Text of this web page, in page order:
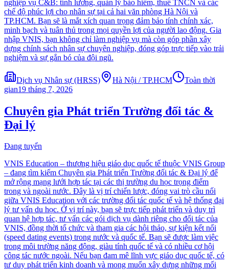
nghiệp vụ C&B: tính lương, quản lý bảo hiểm, thuế TNCN và các
chế độ phúc lợi cho nhân sự tại cả hai văn phòng Hà Nội và
TP.HCM. Bạn sẽ là mắt xích quan trọng đảm bảo tính chính xác,
minh bạch và tuân thủ trong mọi quyền lợi của người lao động. Gia
nhập VNIS, bạn không chỉ làm nghiệp vụ mà còn góp phần xây
dựng chính sách nhân sự chuyên nghiệp, đóng góp trực tiếp vào trải
nghiệm và sự gắn bó của đội ngũ.
Dịch vụ Nhân sự (HRSS) Hà Nội / TP.HCM
Toàn thời
gian19 tháng 7, 2026
Chuyên gia Phát triển Trường đối tác &
Đại lý
Đang tuyển
VNIS Education – thương hiệu giáo dục quốc tế thuộc VNIS Group
– đang tìm kiếm Chuyên gia Phát triển Trường đối tác & Đại lý để
mở rộng mạng lưới hợp tác tại các thị trường du học trọng điểm
trong và ngoài nước. Đây là vị trí chiến lược, đóng vai trò cầu nối
giữa VNIS Education với các trường đối tác quốc tế và hệ thống đại
lý tư vấn du học. Ở vị trí này, bạn sẽ trực tiếp phát triển và duy trì
quan hệ hợp tác, tư vấn các gói dịch vụ dành riêng cho đối tác của
VNIS, đồng thời tổ chức và tham gia các hội thảo, sự kiện kết nối
(speed dating events) trong nước và quốc tế. Bạn sẽ được làm việc
trong môi trường năng động, giàu tính quốc tế và có nhiều cơ hội
công tác nước ngoài. Nếu bạn đam mê lĩnh vực giáo dục quốc tế, có
tư duy phát triển kinh doanh và mong muốn xây dựng những mối